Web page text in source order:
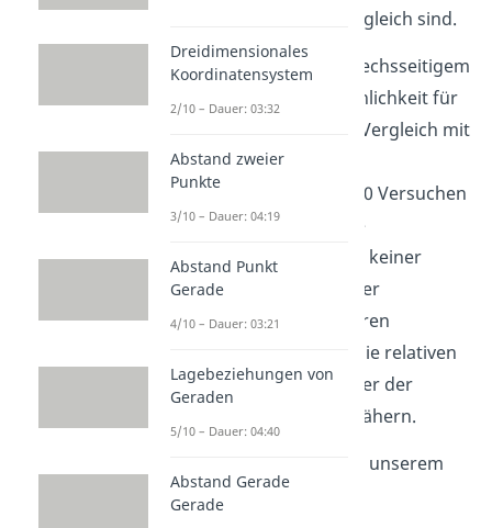
schlussendlich deckungsgleich sind.
Bei einem klassischem, sechsseitigem
Würfel ist die Wahrscheinlichkeit für
. Beim Vergleich mit
der oben stehenden
Häufigkeitstabelle mit 100 Versuchen
wird ersichtlich das diese
Wahrscheinlichkeiten bei keiner
Ziffer erreicht wird. Bei der
Durchführung von weiteren
Versuchen werden sich die relativen
Häufigkeiten immer weiter der
annähern.
Mehr dazu erfährst du in unserem
Video:
Dreidimensionales
Koordinatensystem
2/10 – Dauer: 03:32
Abstand zweier
Punkte
3/10 – Dauer: 04:19
Abstand Punkt
Gerade
4/10 – Dauer: 03:21
Lagebeziehungen von
Geraden
5/10 – Dauer: 04:40
Abstand Gerade
Gerade